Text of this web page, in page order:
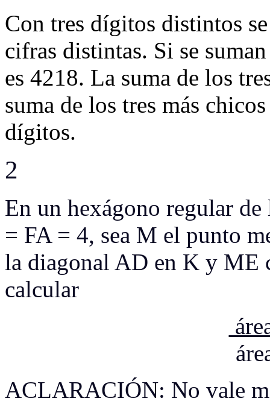
Con tres dígitos distintos
cifras distintas. Si se
es 4218. La suma de los
suma de los tres más
dígitos.
2
En un hexágono regular
= FA = 4, sea M el punto
la diagonal AD en K y ME
calcular
ACLARACIÓN: No vale